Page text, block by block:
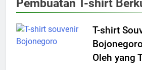
Pembuatan T-shirt
T-shirt
Oleh yang